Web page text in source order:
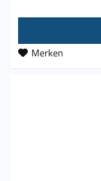
Merken